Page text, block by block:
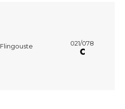
Flingouste 021/078